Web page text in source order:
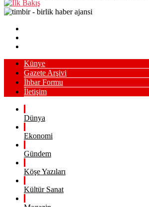
Künye
Gazete Arşivi
İhbar Formu
İletişim
Dünya
Ekonomi
Gündem
Köşe Yazıları
Kültür Sanat